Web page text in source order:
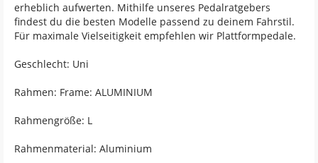
erheblich aufwerten. Mithilfe unseres Pedalratgebers
findest du die besten Modelle passend zu deinem Fahrstil.
Für maximale Vielseitigkeit empfehlen wir Plattformpedale.
Geschlecht: Uni
Rahmen: Frame: ALUMINIUM
Rahmengröße: L
Rahmenmaterial: Aluminium